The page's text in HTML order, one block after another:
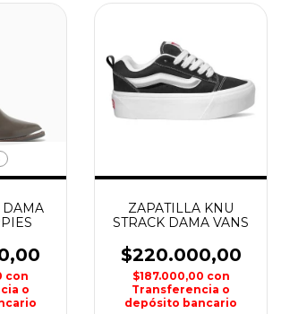
DAMA
con
o
ZAPATILLA KNU
STRACK DAMA VANS
$220.000,00
$187.000,00 con
Transferencia o
depósito bancario